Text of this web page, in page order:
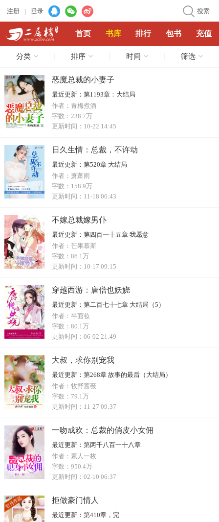
注册 | 登录 搜索
首页 书库 排行 包书 充值
分类 排序 时间 筛选
恶魔总裁的小妻子
最近更新： 第1193章：大结局
作者： 青梅煮酒
字数： 238.7万
更新时间： 10-22 14:45
日久生情：总裁，不许动
最近更新：
第520章 大结局
作者： 萧萧雨
字数： 158.9万
更新时间： 11-18 06:43
不嫁总裁嫁男仆
最近更新： 第四百一十五章 我愿意
作者： 芒果慕斯
字数： 86.1万
更新时间： 10-17 09:15
穿越西游：唐僧也妖娆
最近更新： 第二百七十七章 大结局（5）
作者： 半面妆
字数： 80.1万
更新时间： 06-02 21:49
大叔，求你别宠我
最近更新： 第268章 故事的最后（大结局）
作者： 牧野蔷薇
字数： 79.1万
更新时间： 11-27 09:37
一吻成欢：总裁的俏皮小女佣
最近更新： 第两千八百一十八章
作者： 素人一枚
字数： 950.4万
更新时间： 02-10 06:37
拒做豪门情人
最近更新： 第410章，完